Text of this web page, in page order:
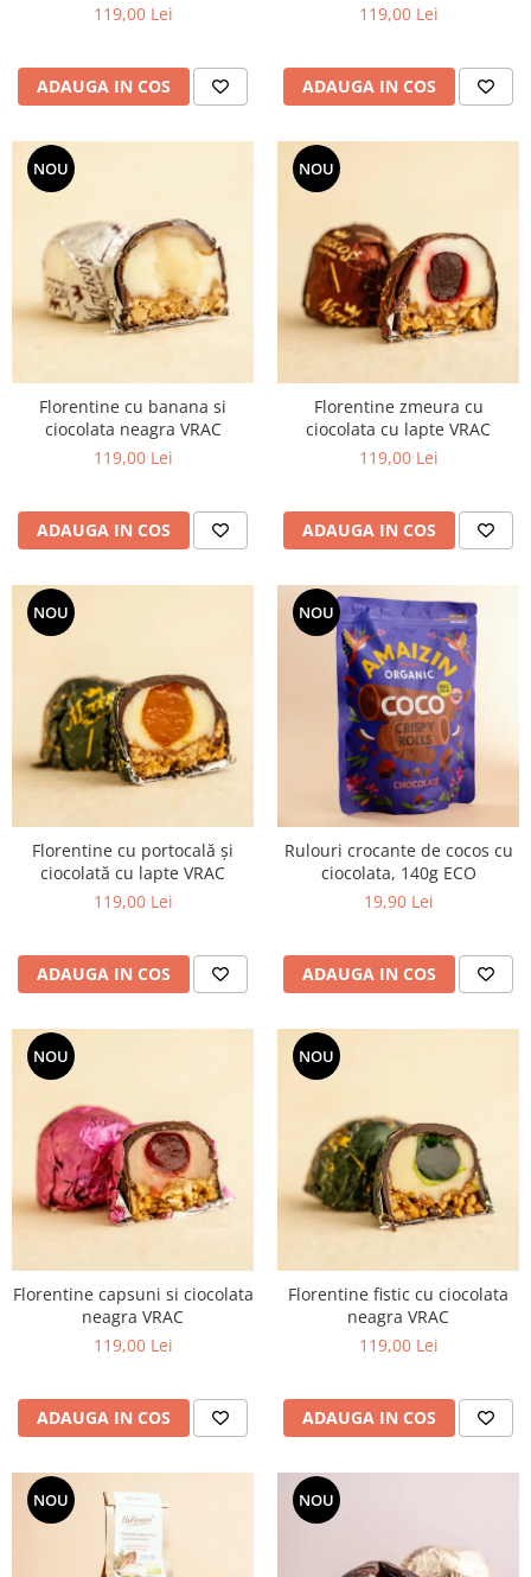
119,00 Lei
ADAUGA IN COS
119,00 Lei
ADAUGA IN COS
NOU
Florentine cu banana si
ciocolata neagra VRAC
119,00 Lei
ADAUGA IN COS
NOU
Florentine zmeura cu
ciocolata cu lapte VRAC
119,00 Lei
ADAUGA IN COS
NOU
Florentine cu portocală și
ciocolată cu lapte VRAC
119,00 Lei
ADAUGA IN COS
NOU
Rulouri crocante de cocos cu
ciocolata, 140g ECO
19,90 Lei
ADAUGA IN COS
NOU
Florentine capsuni si ciocolata
neagra VRAC
119,00 Lei
ADAUGA IN COS
NOU
Florentine fistic cu ciocolata
neagra VRAC
119,00 Lei
ADAUGA IN COS
NOU NOU